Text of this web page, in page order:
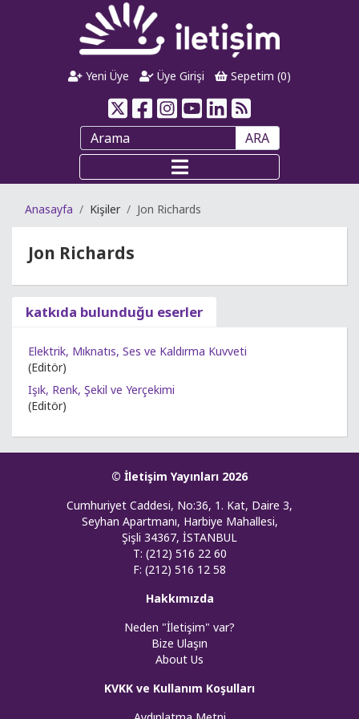
Yeni Üye Üye Girişi Sepetim (0)
ARA
Anasayfa Kişiler Jon Richards
Jon Richards
katkıda bulunduğu eserler
Elektrik, Mıknatıs, Ses ve Kaldırma Kuvveti
(Editör)
Işık, Renk, Şekil ve Yerçekimi
(Editör)
© İletişim Yayınları 2026
Cumhuriyet Caddesi, No:36, 1. Kat, Daire 3,
Seyhan Apartmanı, Harbiye Mahallesi,
Şişli 34367, İSTANBUL
T: (212) 516 22 60
F: (212) 516 12 58
Hakkımızda
Neden "İletişim" var?
Bize Ulaşın
About Us
KVKK ve Kullanım Koşulları